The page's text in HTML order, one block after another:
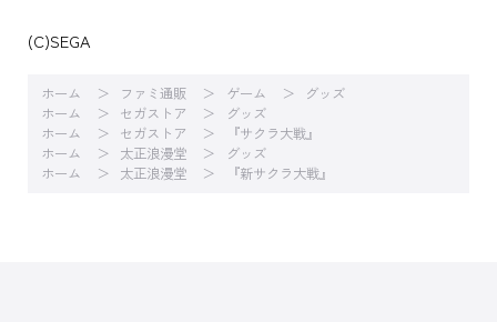
(C)SEGA
ホーム ファミ通販 ゲーム
グッズ
ホーム
セガストア
グッズ
ホーム
セガストア
『サクラ大戦』
ホーム
太正浪漫堂
グッズ
ホーム
太正浪漫堂 『新サクラ大戦』